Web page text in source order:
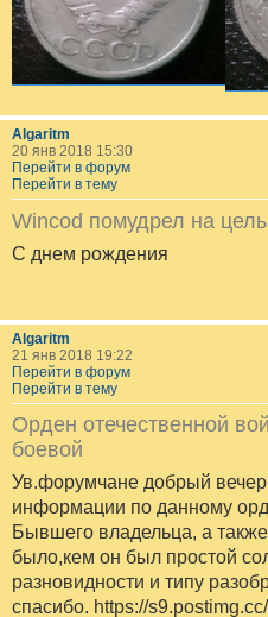
Algaritm
20 янв 2018 15:30
Перейти в форум
Перейти в тему
Wincod помудрел на
С днем рождения
Algaritm
21 янв 2018 19:22
Перейти в форум
Перейти в тему
Орден отечественной
боевой
Ув.форумчане добрый
информации по данному
Бывшего владельца, а
было,кем он был простой
разновидности и типу
спасибо. https://